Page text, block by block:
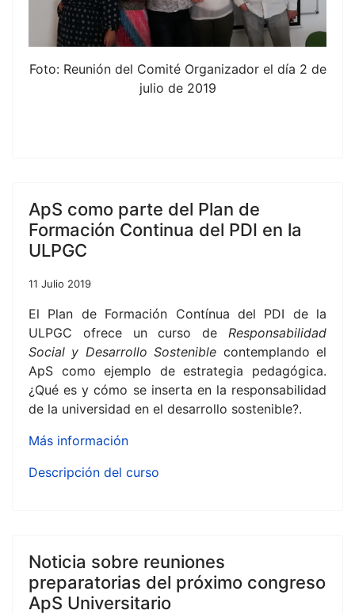
Foto: Reunión del Comité Organizador el día 2 de
julio de 2019
ApS como parte del Plan de
Formación Continua del PDI en la
ULPGC
11 Julio 2019
El Plan de Formación Contínua del PDI de la
ULPGC ofrece un curso de Responsabilidad
Social y Desarrollo Sostenible contemplando el
ApS como ejemplo de estrategia pedagógica.
¿Qué es y cómo se inserta en la responsabilidad
de la universidad en el desarrollo sostenible?.
Más información
Descripción del curso
Noticia sobre reuniones
preparatorias del próximo congreso
ApS Universitario